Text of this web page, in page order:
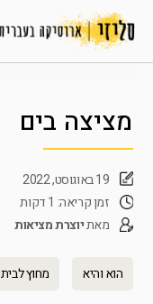
מציצה בים
19 באוגוסט, 2022
זמן קריאה: 1 דקות
מאתיוצרת מציאות
הוא והיא מחוץ לבית